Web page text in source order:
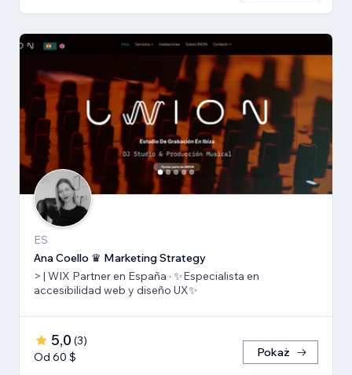
ES
Ana Coello ♛ Marketing Strategy
> | WIX Partner en España · ✨Especialista en
accesibilidad web y diseño UX✨
5,0 (3)
Od 60 $
Pokaż